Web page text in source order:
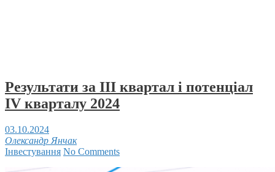
Результати за ІІІ квартал і потенціал
IV кварталу 2024
03.10.2024
Олександр Янчак
Інвестування No Comments